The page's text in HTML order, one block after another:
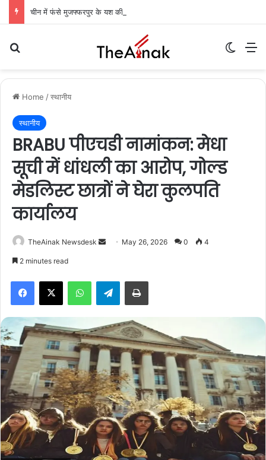
Home /स्थानीय
स्थानीय
BRABU पीएचडी नामांकन: मेधा
सूची में धांधली का आरोप, गोल्ड
मेडलिस्ट छात्रों ने घेरा कुलपति
कार्यालय
TheAinak Newsdesk
a
e
m
i
l
May 26, 2026 0 4
2 minutes read
Telegram